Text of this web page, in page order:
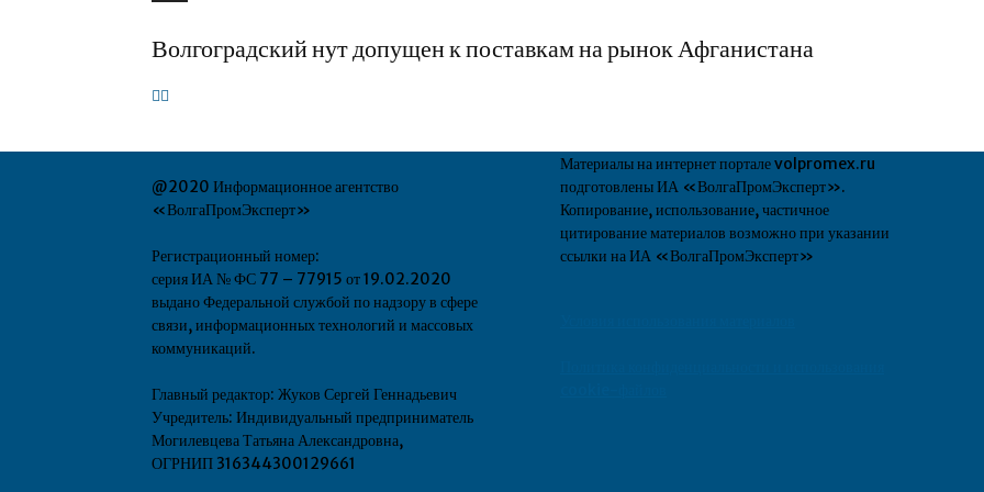
Волгоградский нут допущен к поставкам на рынок Афганистана
@2020 Информационное агентство
«ВолгаПромЭксперт»
Регистрационный номер:
серия ИА № ФС 77 – 77915 от 19.02.2020
выдано Федеральной службой по надзору в сфере
связи, информационных технологий и массовых
коммуникаций.
Главный редактор: Жуков Сергей Геннадьевич
Учредитель: Индивидуальный предприниматель
Могилевцева Татьяна Александровна,
ОГРНИП 316344300129661
Материалы на интернет портале volpromex.ru
подготовлены ИА «ВолгаПромЭксперт».
Копирование, использование, частичное
цитирование материалов возможно при указании
ссылки на ИА «ВолгаПромЭксперт»